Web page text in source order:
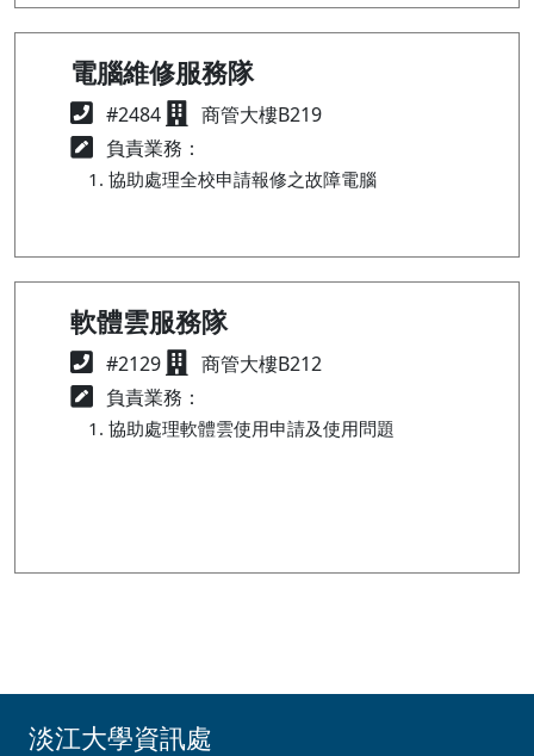
電腦維修服務隊
#2484
商管大樓B219
負責業務：
協助處理全校申請報修之故障電腦
軟體雲服務隊
#2129
商管大樓B212
負責業務：
協助處理軟體雲使用申請及使用問題
淡江大學資訊處